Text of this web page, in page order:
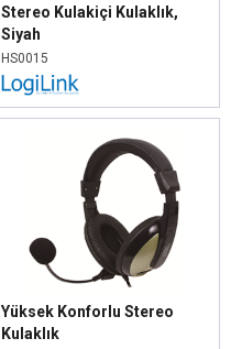
Stereo Kulakiçi Kulaklık,
Siyah
HS0015
Yüksek Konforlu Stereo
Kulaklık